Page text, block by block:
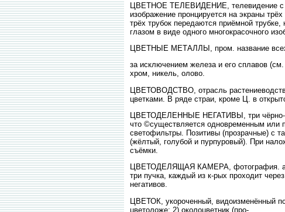
ЦВЕТНОЕ ТЕЛЕВИДЕНИЕ, телевидение с
изображение пронцируется на экраны
трёх трубок передаются приёмной
глазом в виде одного многокрасочного
ЦВЕТНЫЕ МЕТАЛЛЫ, пром. название
за исключением железа и его сплавов
хром, никель, олово.
ЦВЕТОВОДСТВО, отрасль
цветками. В ряде страи, кроме Ц. в
ЦВЕТОДЕЛЕННЫЕ НЕГАТИВЫ, три чёрно-
что ©существляется одновременным или
светофильтры. Позитивы (прозрачные) с
(жёлтый, голубой и пурпуровый). При
съёмки.
ЦВЕТОДЕЛЯЩАЯ КАМЕРА, фотография.
три пучка, каждый из к-рых проходит
негативов.
ЦВЕТОК, укороченный, видоизменённый
цветоложе; 2) околоцветник (про-